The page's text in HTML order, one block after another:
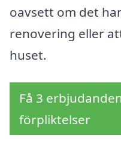
oavsett om det
renovering eller
huset.
Få 3
förpliktelser